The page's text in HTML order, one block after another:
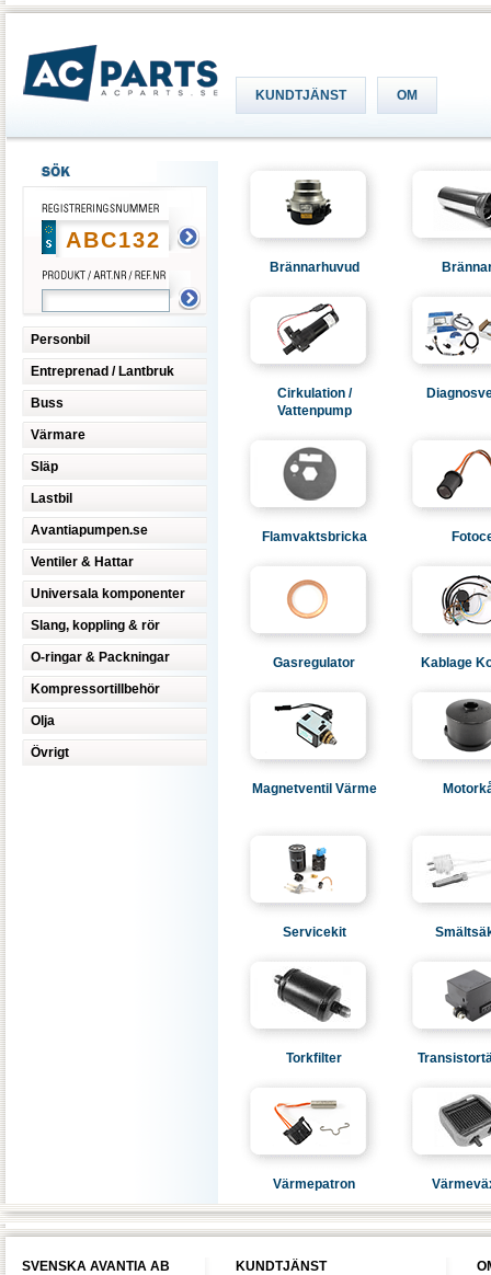
KUNDTJÄNST OM
Personbil
Entreprenad / Lantbruk
Buss
Värmare
Släp
Lastbil
Avantiapumpen.se
Ventiler & Hattar
Universala komponenter
Slang, koppling & rör
O-ringar & Packningar
Kompressortillbehör
Olja
Övrigt
Brännarhuvud
Cirkulation /
Vattenpump
Flamvaktsbricka
Gasregulator Kablage
Magnetventil Värme
Servicekit
Torkfilter
Värmepatron
SVENSKA AVANTIA AB
KUNDTJÄNST